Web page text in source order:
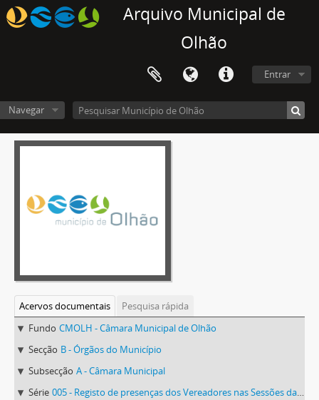
Arquivo Municipal de
Olhão
Entrar
Navegar
Acervos documentais
Pesquisa rápida
Fundo CMOLH - Câmara Municipal de Olhão
Secção B - Órgãos do Município
Subsecção A - Câmara Municipal
Série 005 - Registo de presenças dos Vereadores nas Sessões da Câmara Municipal